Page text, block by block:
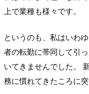
上で業種も様々です。
というのも、私はいわ
者の転勤に帯同して引
いてきませんでした
務に慣れてきたころに